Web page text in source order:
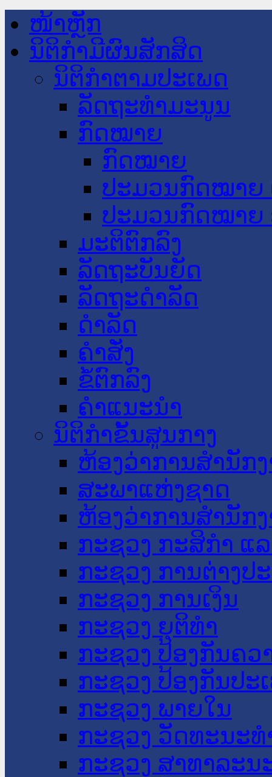
ໜ້າຫຼັກ
ນິຕິກໍາມີຜົນສັກສິດ
ນິຕິກໍາຕາມປະເພດ
ລັດຖະທໍາມະນູນ
ກົດໝາຍ
ກົດໝາຍ
ປະມວນກົດໝາຍ
ປະມວນກົດໝາຍ
ມະຕິຕົກລົງ
ລັດຖະບັນຍັດ
ລັດຖະດໍາລັດ
ດໍາລັດ
ຄໍາສັ່ງ
ຂໍ້ຕົກລົງ
ຄໍາແນະນໍາ
ນິຕິກໍາຂັ້ນສູນກາງ
ຫ້ອງວ່າການສໍານັກ
ສະພາແຫ່ງຊາດ
ຫ້ອງວ່າການສຳນັກ
ກະຊວງ ກະສິກຳ ແ
ກະຊວງ ການຕ່າງປ
ກະຊວງ ການເງິນ
ກະຊວງ ຍຸຕິທໍາ
ກະຊວງ ປ້ອງກັນຄວ
ກະຊວງ ປ້ອງກັນປະ
ກະຊວງ ພາຍໃນ
ກະຊວງ ວັດທະນະ
ກະຊວງ ສາທາລະນ